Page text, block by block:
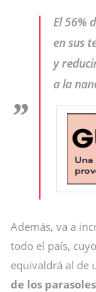
El 56%
en sus
y
a la
Además, va a
todo el país, cuyo
equivaldrá al de
de los parasoles